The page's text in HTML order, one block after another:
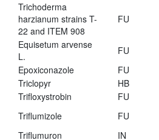
Trichoderma
harzianum strains T-
22 and ITEM 908
FU
Equisetum arvense
L.
FU
Epoxiconazole
FU
Triclopyr
HB
Trifloxystrobin
FU
Triflumizole
FU
Triflumuron
IN